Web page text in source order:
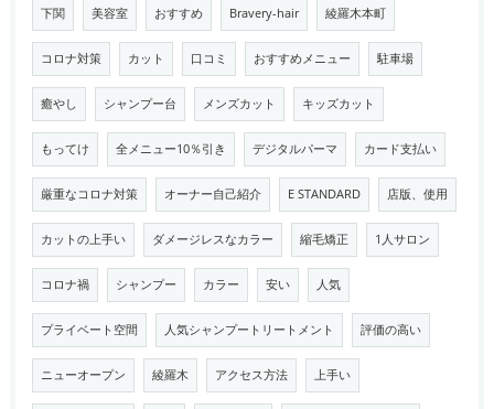
下関 美容室 おすすめ Bravery-hair 綾羅木本町
コロナ対策 カット 口コミ おすすめメニュー 駐車場
癒やし シャンプー台 メンズカット キッズカット
もってけ 全メニュー10％引き デジタルパーマ カード支払い
厳重なコロナ対策 オーナー自己紹介 E STANDARD 店版、使用
カットの上手い ダメージレスなカラー 縮毛矯正 1人サロン
コロナ禍 シャンプー カラー 安い 人気
プライベート空間 人気シャンプートリートメント 評価の高い
ニューオープン 綾羅木 アクセス方法 上手い